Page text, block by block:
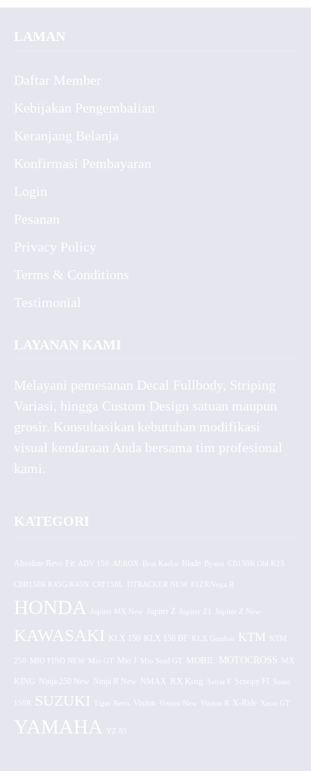
LAMAN
Daftar Member
Kebijakan Pengembalian
Keranjang Belanja
Konfirmasi Pembayaran
Login
Pesanan
Privacy Policy
Terms & Conditions
Testimonial
LAYANAN KAMI
Melayani pemesanan Decal Fullbody, Striping
Variasi, hingga Custom Design satuan maupun
grosir. Konsultasikan kebutuhan modifikasi
visual kendaraan Anda bersama tim profesional
kami.
KATEGORI
Absolute Revo Fit ADV 150 AEROX CB150R Old K15
CBR150R K45G/K45N CRF150L DTRACKER NEW F1ZR/Vega R
HONDA Jupiter MX New Jupiter Z Jupiter Z1 Jupiter Z New
KAWASAKI KLX 150 KLX 150 BF KLX Gordon KTM KTM
250 MIO FINO NEW Mio GT Mio J Mio Soul GT MOBIL MOTOCROSS MX
KING Ninja 250 New Ninja R New NMAX RX King Satria F Scoopy FI Sonic
150R SUZUKI Tiger Revo Vixion Vixion New Vixion R X-Ride Xeon GT
YAMAHA YZ 85